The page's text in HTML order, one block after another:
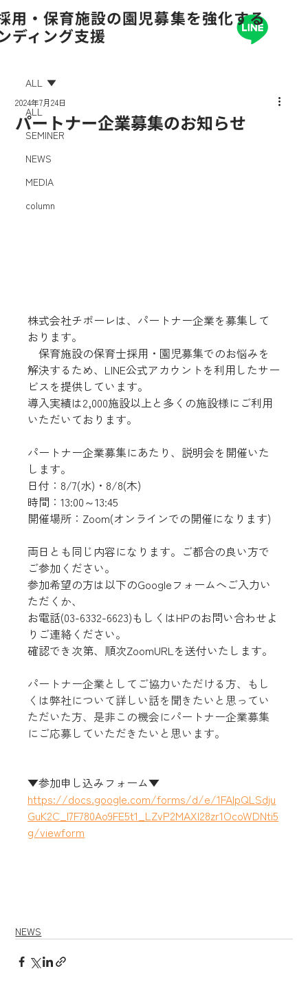
用・保育施設の園児募集を強化する
ディング支援
ALL
SEMINER
NEWS
MEDIA
column
ALL
パートナー企業募集のお知らせ
2024年7月24日
株式会社チポーレは、パートナー企業を募集して
おります。
保育施設の保育士採用・園児募集でのお悩みを
解決するため、LINE公式アカウントを利用したサー
ビスを提供しています。
導入実績は2,000施設以上と多くの施設様にご利用
いただいております。
パートナー企業募集にあたり、説明会を開催いた
します。
日付：8/7(水)・8/8(木)
時間：13:00～13:45
開催場所：Zoom(オンラインでの開催になります)
両日とも同じ内容になります。ご都合の良い方で
ご参加ください。
参加希望の方は以下のGoogleフォームへご入力い
ただくか、
お電話(03-6332-6623)もしくはHPのお問い合わせよ
りご連絡ください。
確認でき次第、順次ZoomURLを送付いたします。
パートナー企業としてご協力いただける方、もし
くは弊社について詳しい話を聞きたいと思ってい
ただいた方、是非この機会にパートナー企業募集
にご応募していただきたいと思います。
▼参加申し込みフォーム▼
https://docs.google.com/forms/d/e/1FAIpQLSdju
GuK2C_I7F780Ao9FE5t1_LZvP2MAXl28zr1OcoWDNti5
g/viewform
NEWS